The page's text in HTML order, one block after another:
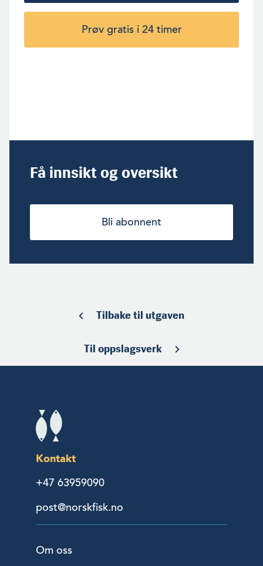
Prøv gratis i 24 timer
Få innsikt og oversikt
Bli abonnent
Tilbake til utgaven
Til oppslagsverk
Kontakt
+47 63959090
post@norskfisk.no
Om oss